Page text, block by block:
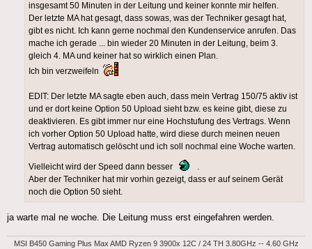
insgesamt 50 Minuten in der Leitung und keiner konnte mir helfen.
Der letzte MA hat gesagt, dass sowas, was der Techniker gesagt hat,
gibt es nicht. Ich kann gerne nochmal den Kundenservice anrufen. Das
mache ich gerade ... bin wieder 20 Minuten in der Leitung, beim 3.
gleich 4. MA und keiner hat so wirklich einen Plan.
Ich bin verzweifeln
EDIT: Der letzte MA sagte eben auch, dass mein Vertrag 150/75 aktiv ist
und er dort keine Option 50 Upload sieht bzw. es keine gibt, diese zu
deaktivieren. Es gibt immer nur eine Hochstufung des Vertrags. Wenn
ich vorher Option 50 Upload hatte, wird diese durch meinen neuen
Vertrag automatisch gelöscht und ich soll nochmal eine Woche warten.
Vielleicht wird der Speed dann besser
.
Aber der Techniker hat mir vorhin gezeigt, dass er auf seinem Gerät
noch die Option 50 sieht.
ja warte mal ne woche. Die Leitung muss erst eingefahren werden.
MSI B450 Gaming Plus Max AMD Ryzen 9 3900x 12C / 24 TH 3.80GHz -- 4.60 GHz